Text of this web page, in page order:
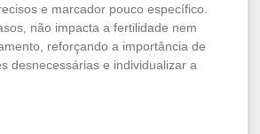
e marcador pouco específico.
não impacta a fertilidade nem
reforçando a importância de
desnecessárias e individualizar a